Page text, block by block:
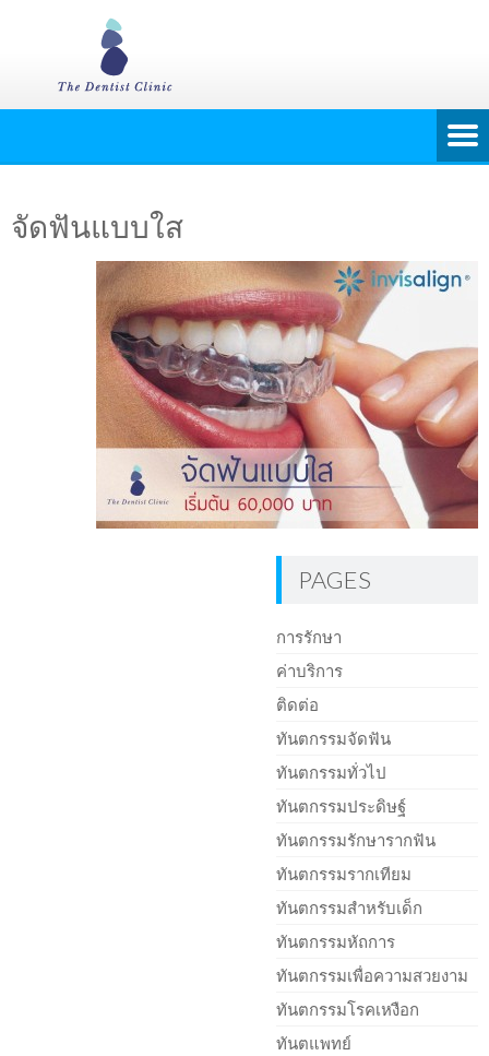
จัดฟันแบบใส
PAGES
การรักษา
ค่าบริการ
ติดต่อ
ทันตกรรมจัดฟัน
ทันตกรรมทั่วไป
ทันตกรรมประดิษฐ์
ทันตกรรมรักษารากฟัน
ทันตกรรมรากเทียม
ทันตกรรมสำหรับเด็ก
ทันตกรรมหัถการ
ทันตกรรมเพื่อความสวยงาม
ทันตกรรมโรคเหงือก
ทันตแพทย์